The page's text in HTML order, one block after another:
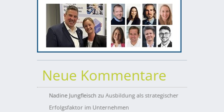
Neue Kommentare
Nadine Jungfleisch zu Ausbildung als strategischer
Erfolgsfaktor im Unternehmen